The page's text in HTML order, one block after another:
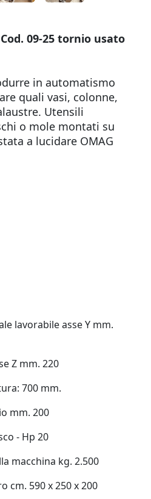
09-25 tornio usato
in automatismo
quali vasi, colonne,
Utensili
o mole montati su
a lucidare OMAG
lavorabile asse Y mm.
Z mm. 220
700 mm.
mm. 200
- Hp 20
macchina kg. 2.500
cm. 590 x 250 x 200